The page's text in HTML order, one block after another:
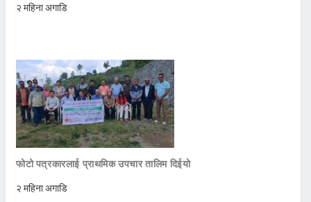
२ महिना अगाडि
फोटो पत्रकारलाई प्राथमिक उपचार तालिम दिईयो
२ महिना अगाडि